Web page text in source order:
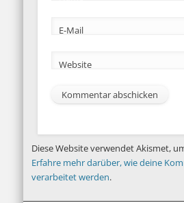
E-Mail
Website
Diese Website verwendet Akismet,
Erfahre mehr darüber, wie deine
verarbeitet werden.